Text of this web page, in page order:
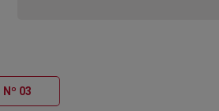
03Ventana nueva